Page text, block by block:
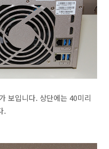
보입니다. 상단에는 40미리
.